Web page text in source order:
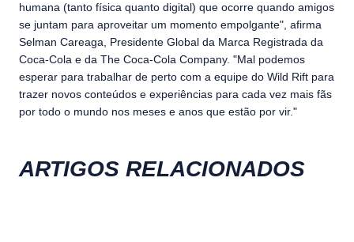
humana (tanto física quanto digital) que ocorre quando amigos
se juntam para aproveitar um momento empolgante", afirma
Selman Careaga, Presidente Global da Marca Registrada da
Coca-Cola e da The Coca-Cola Company. "Mal podemos
esperar para trabalhar de perto com a equipe do Wild Rift para
trazer novos conteúdos e experiências para cada vez mais fãs
por todo o mundo nos meses e anos que estão por vir."
ARTIGOS RELACIONADOS